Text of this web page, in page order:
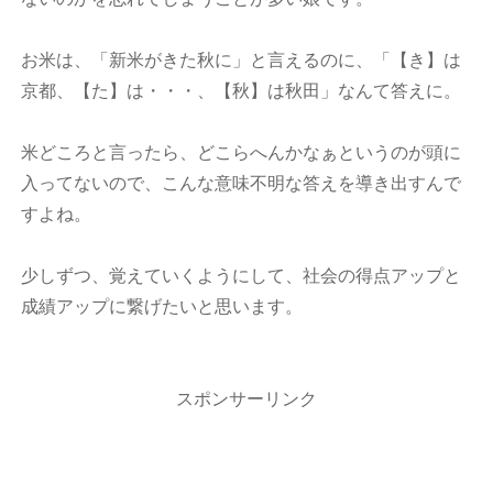
お米は、「新米がきた秋に」と言えるのに、「【き】は
京都、【た】は・・・、【秋】は秋田」なんて答えに。
米どころと言ったら、どこらへんかなぁというのが頭に
入ってないので、こんな意味不明な答えを導き出すんで
すよね。
少しずつ、覚えていくようにして、社会の得点アップと
成績アップに繋げたいと思います。
スポンサーリンク